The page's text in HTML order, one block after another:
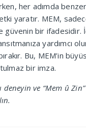
her adımda
yaratır. MEM,
güvenin bir ifadesidir.
yardımcı
Bu, MEM’in
bir imza.
ve “Mem û